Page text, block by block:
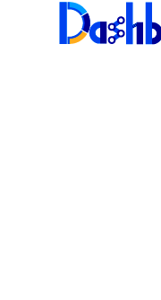
セス可能ですAPI(see